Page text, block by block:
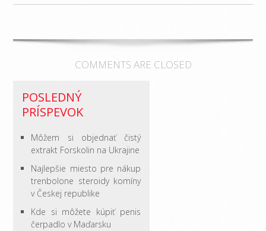
COMMENTS ARE CLOSED
POSLEDNÝ
PRÍSPEVOK
Môžem si objednať čistý
extrakt Forskolin na Ukrajine
Najlepšie miesto pre nákup
trenbolone steroidy komíny
v Českej republike
Kde si môžete kúpiť penis
čerpadlo v Maďarsku